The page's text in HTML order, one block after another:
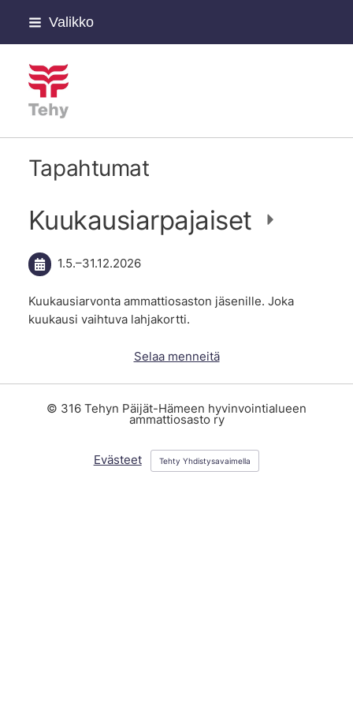
Siirry
Valikko
Tehyn Päijät-Hämeen
Tapahtumat
Kuukausiarpajaiset
1.5.–31.12.2026
Kuukausiarvonta ammattiosaston jäsenille. Joka
kuukausi vaihtuva lahjakortti.
Selaa menneitä
© 316 Tehyn Päijät-Hämeen hyvinvointialueen
ammattiosasto ry
Evästeet Tehty Yhdistysavaimella